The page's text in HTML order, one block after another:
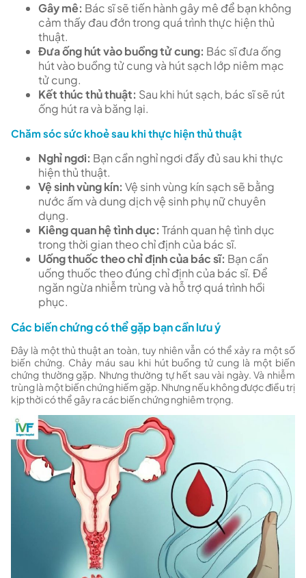
Gây mê: Bác sĩ sẽ tiến hành gây mê để bạn không
cảm thấy đau đớn trong quá trình thực hiện thủ
thuật.
Đưa ống hút vào buồng tử cung: Bác sĩ đưa ống
hút vào buồng tử cung và hút sạch lớp niêm mạc
tử cung.
Kết thúc thủ thuật: Sau khi hút sạch, bác sĩ sẽ rút
ống hút ra và băng lại.
Chăm sóc sức khoẻ sau khi thực hiện thủ thuật
Nghỉ ngơi: Bạn cần nghỉ ngơi đầy đủ sau khi thực
hiện thủ thuật.
Vệ sinh vùng kín: Vệ sinh vùng kín sạch sẽ bằng
nước ấm và dung dịch vệ sinh phụ nữ chuyên
dụng.
Kiêng quan hệ tình dục: Tránh quan hệ tình dục
trong thời gian theo chỉ định của bác sĩ.
Uống thuốc theo chỉ định của bác sĩ: Bạn cần
uống thuốc theo đúng chỉ định của bác sĩ. Để
ngăn ngừa nhiễm trùng và hỗ trợ quá trình hồi
phục.
Các biến chứng có thể gặp bạn cần lưu ý
Đây là một thủ thuật an toàn, tuy nhiên vẫn có thể xảy ra một số
biến chứng. Chảy máu sau khi hút buồng tử cung là một biến
chứng thường gặp. Nhưng thường tự hết sau vài ngày. Và nhiễm
trùng là một biến chứng hiếm gặp. Nhưng nếu không được điều trị
kịp thời có thể gây ra các biến chứng nghiêm trọng.